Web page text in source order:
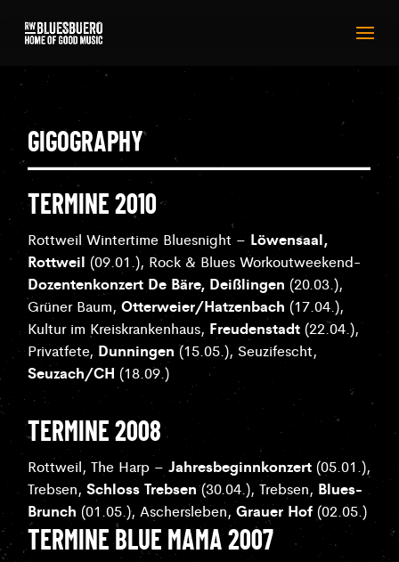
GIGOGRAPHY
TERMINE 2010
Rottweil Wintertime Bluesnight – Löwensaal,
Rottweil (09.01.), Rock & Blues Workoutweekend-
Dozentenkonzert De Bäre, Deißlingen (20.03.),
Grüner Baum,Otterweier/Hatzenbach (17.04.),
Kultur im Kreiskrankenhaus, Freudenstadt (22.04.),
Privatfete, Dunningen(15.05.), Seuzifescht,
Seuzach/CH (18.09.)
TERMINE 2008
Rottweil, The Harp –Jahresbeginnkonzert (05.01.),
Trebsen,Schloss Trebsen(30.04.), Trebsen, Blues-
Brunch (01.05.), Aschersleben,Grauer Hof (02.05.)
TERMINE BLUE MAMA 2007